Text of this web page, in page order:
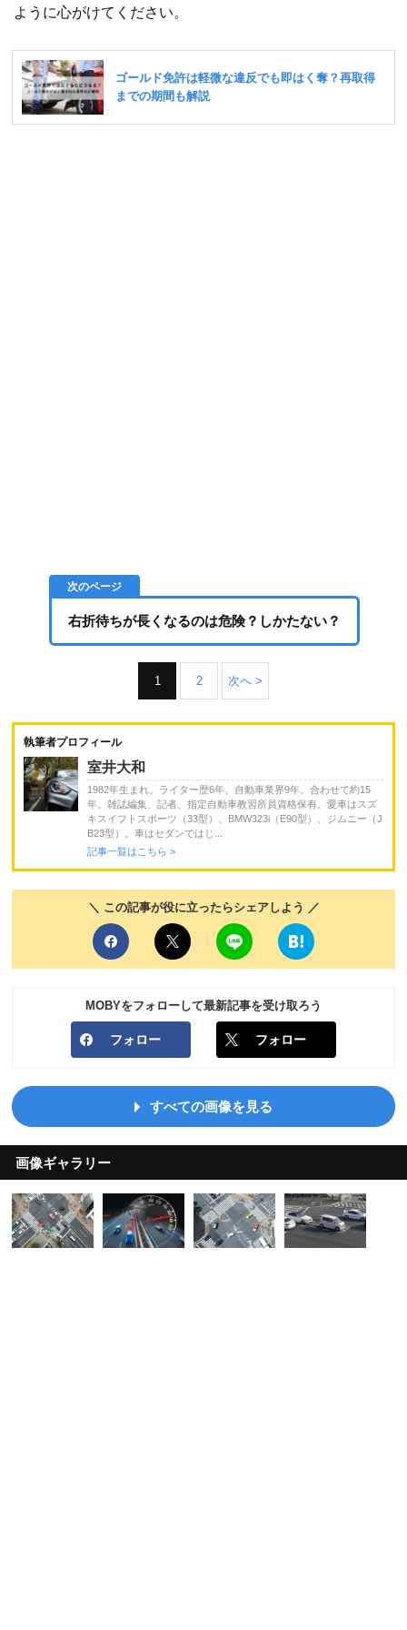
ように心がけてください。
右折待ちが長くなるのは危険？しかたない？
1 2 次へ >
執筆者プロフィール
室井大和
1982年生まれ。ライター歴6年、自動車業界9年。合わせて約15
年。雑誌編集、記者、指定自動車教習所員資格保有。愛車はスズ
キスイフトスポーツ（33型）、BMW323i（E90型）、ジムニー（J
B23型）。車はセダンではじ...
記事一覧はこちら >
＼ この記事が役に立ったらシェアしよう ／
MOBYをフォローして最新記事を受け取ろう
フォロー フォロー
すべての画像を見る
画像ギャラリー